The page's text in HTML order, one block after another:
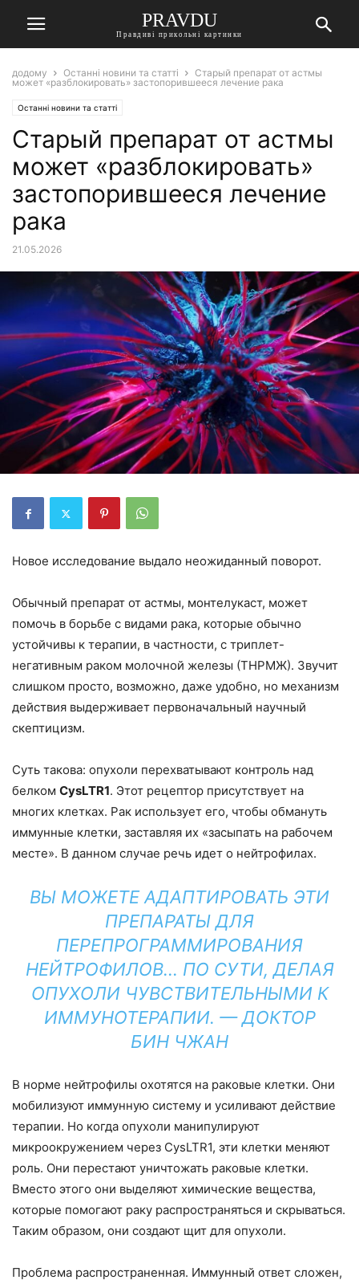
PRAVDU
Правдиві прикольні картинки
додому Останні новини та статті
Старый препарат от астмы
может «разблокировать» застопорившееся лечение рака
Останні новини та статті
Старый препарат от астмы
может «разблокировать»
застопорившееся лечение
рака
21.05.2026
Новое исследование выдало неожиданный поворот.
Обычный препарат от астмы, монтелукаст, может
помочь в борьбе с видами рака, которые обычно
устойчивы к терапии, в частности, с триплет-
негативным раком молочной железы (ТНРМЖ). Звучит
слишком просто, возможно, даже удобно, но механизм
действия выдерживает первоначальный научный
скептицизм.
Суть такова: опухоли перехватывают контроль над
белком CysLTR1. Этот рецептор присутствует на
многих клетках. Рак использует его, чтобы обмануть
иммунные клетки, заставляя их «засыпать на рабочем
месте». В данном случае речь идет о нейтрофилах.
ВЫ МОЖЕТЕ АДАПТИРОВАТЬ ЭТИ
ПРЕПАРАТЫ ДЛЯ
ПЕРЕПРОГРАММИРОВАНИЯ
НЕЙТРОФИЛОВ… ПО СУТИ, ДЕЛАЯ
ОПУХОЛИ ЧУВСТВИТЕЛЬНЫМИ К
ИММУНОТЕРАПИИ. — ДОКТОР
БИН ЧЖАН
В норме нейтрофилы охотятся на раковые клетки. Они
мобилизуют иммунную систему и усиливают действие
терапии. Но когда опухоли манипулируют
микроокружением через CysLTR1, эти клетки меняют
роль. Они перестают уничтожать раковые клетки.
Вместо этого они выделяют химические вещества,
которые помогают раку распространяться и скрываться.
Таким образом, они создают щит для опухоли.
Проблема распространенная. Иммунный ответ сложен,